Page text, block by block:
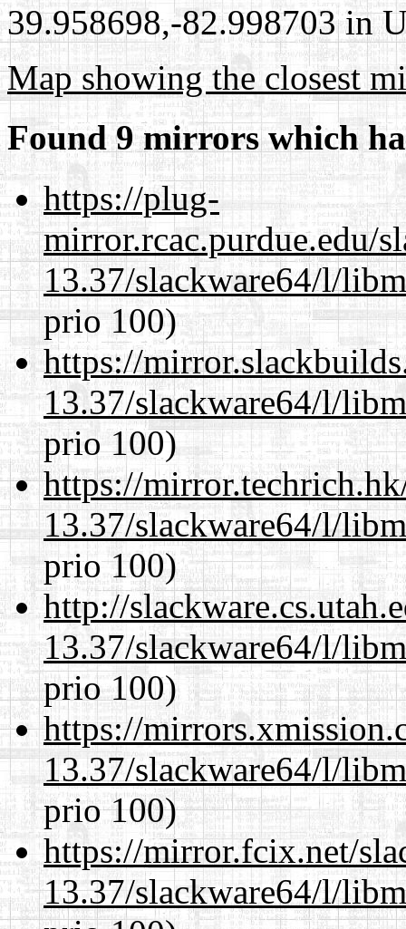
39.958698,-82.998703 in
Map showing the closest
Found 9 mirrors which
https://plug-
mirror.rcac.purdue.edu/
13.37/slackware64/l/
prio 100)
https://
13.37/slackware64/l/
prio 100)
https://
13.37/slackware64/l/
prio 100)
http://
13.37/slackware64/l/
prio 100)
https://
13.37/slackware64/l/
prio 100)
https://mirror.fcix.net/
13.37/slackware64/l/